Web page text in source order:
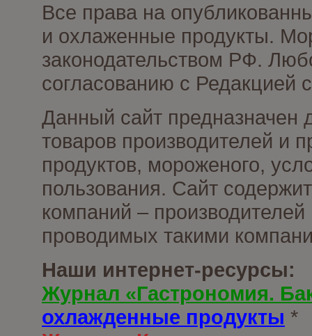
Все права на
и охлаженные продукты.
законодательством РФ.
согласованию с Редакцией
Данный сайт предназначен
товаров производителей и
продуктов, мороженого,
пользования. Сайт
компаний –
проводимых такими
Наши интернет-ресурсы:
Журнал «Гастрономия.
охлажденные продукты *